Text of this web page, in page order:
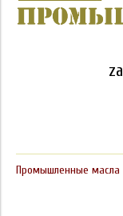
Промышленные масла